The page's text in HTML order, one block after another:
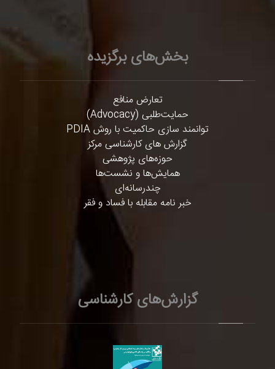
بخش‌های برگزیده
تعارض منافع
حمایت‌طلبی (Advocacy)
توانمند سازی حاکمیت با روش PDIA
گزارش های کارشناسی مرکز
حوزه‌های پژوهشی
همایش‌ها و نشست‌ها
چندرسانه‌ای
خبر نامه مقابله با فساد و فقر
گزارش‌های کارشناسی